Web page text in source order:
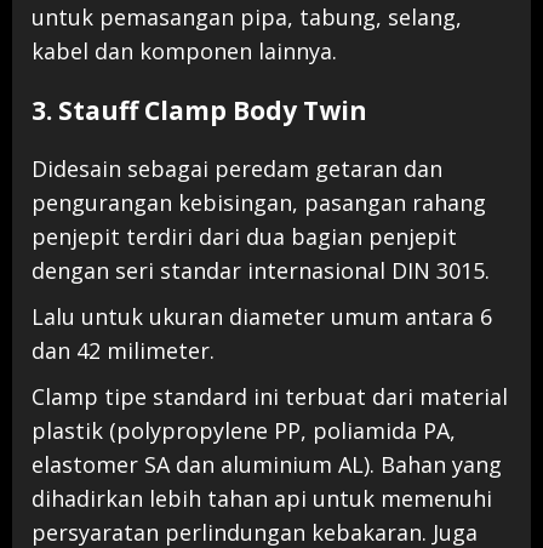
untuk pemasangan pipa, tabung, selang,
kabel dan komponen lainnya.
3. Stauff Clamp Body Twin
Didesain sebagai peredam getaran dan
pengurangan kebisingan, pasangan rahang
penjepit terdiri dari dua bagian penjepit
dengan seri standar internasional DIN 3015.
Lalu untuk ukuran diameter umum antara 6
dan 42 milimeter.
Clamp tipe standard ini terbuat dari material
plastik (polypropylene PP, poliamida PA,
elastomer SA dan aluminium AL). Bahan yang
dihadirkan lebih tahan api untuk memenuhi
persyaratan perlindungan kebakaran. Juga